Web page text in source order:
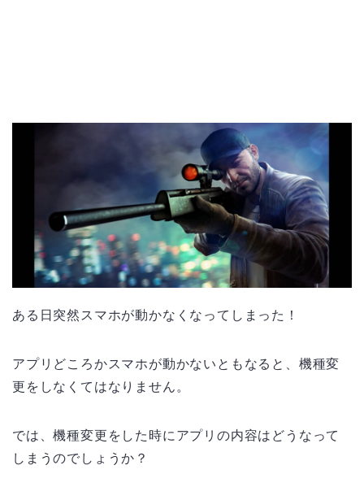
ある日突然スマホが動かなくなってしまった！
アプリどころかスマホが動かないともなると、機種変
更をしなくてはなりません。
では、機種変更をした時にアプリの内容はどうなって
しまうのでしょうか？